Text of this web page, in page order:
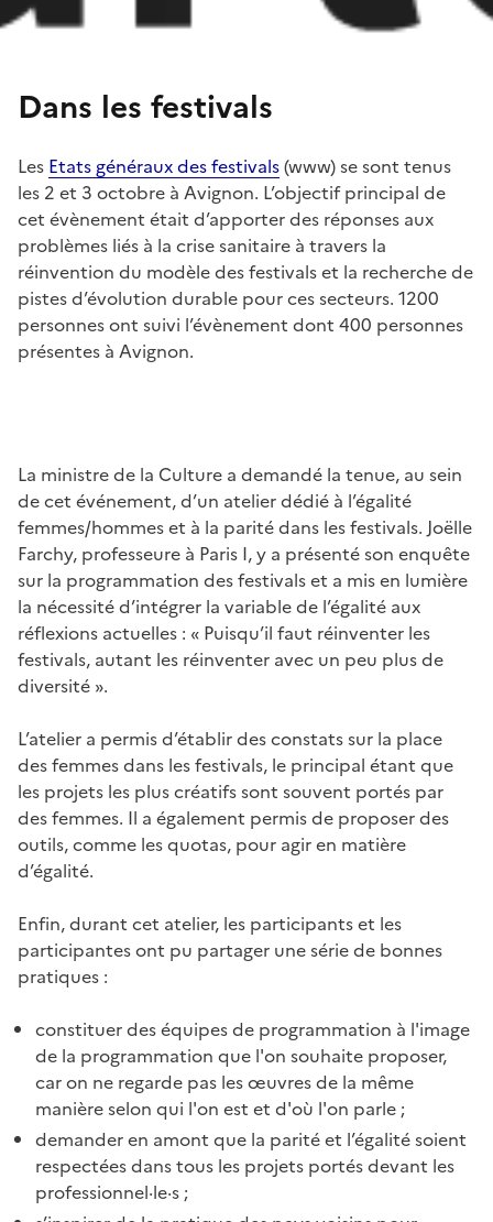
Dans les festivals
Les Etats généraux des festivals(www) se sont tenus
les 2 et 3 octobre à Avignon. L’objectif principal de
cet évènement était d’apporter des réponses aux
problèmes liés à la crise sanitaire à travers la
réinvention du modèle des festivals et la recherche de
pistes d’évolution durable pour ces secteurs. 1200
personnes ont suivi l’évènement dont 400 personnes
présentes à Avignon.
La ministre de la Culture a demandé la tenue, au sein
de cet événement, d’un atelier dédié à l’égalité
femmes/hommes et à la parité dans les festivals. Joëlle
Farchy, professeure à Paris I, y a présenté son enquête
sur la programmation des festivals et a mis en lumière
la nécessité d’intégrer la variable de l’égalité aux
réflexions actuelles : « Puisqu’il faut réinventer les
festivals, autant les réinventer avec un peu plus de
diversité ».
L’atelier a permis d’établir des constats sur la place
des femmes dans les festivals, le principal étant que
les projets les plus créatifs sont souvent portés par
des femmes. Il a également permis de proposer des
outils, comme les quotas, pour agir en matière
d’égalité.
Enfin, durant cet atelier, les participants et les
participantes ont pu partager une série de bonnes
pratiques :
constituer des équipes de programmation à l'image
de la programmation que l'on souhaite proposer,
car on ne regarde pas les œuvres de la même
manière selon qui l'on est et d'où l'on parle ;
demander en amont que la parité et l’égalité soient
respectées dans tous les projets portés devant les
professionnel·le·s ;